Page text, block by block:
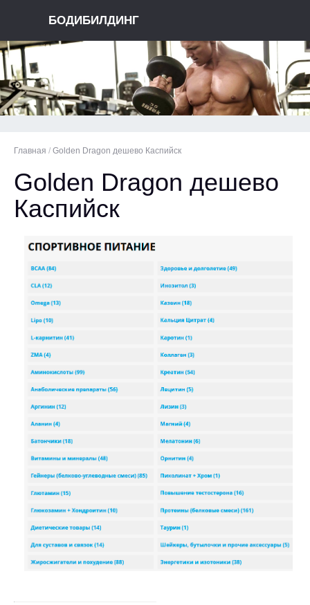
БОДИБИЛДИНГ
Главная / Golden Dragon дешево Каспийск
Golden Dragon дешево
Каспийск